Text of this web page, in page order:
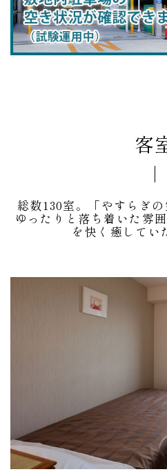
客
総数130室。「やすらぎの
ゆったりと落ち着いた雰
を快く癒してい